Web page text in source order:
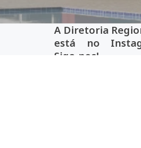
A Diretoria
está no
Siga-nos!